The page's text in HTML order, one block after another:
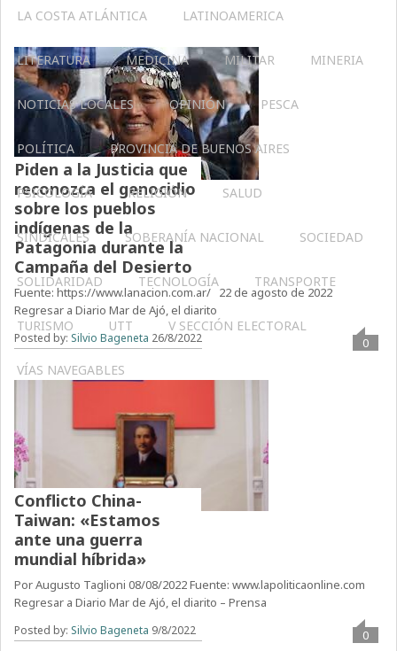
LA COSTA ATLÁNTICA LATINOAMERICA
LITERATURA MEDICINA MILITAR MINERIA
NOTICIAS LOCALES OPINIÓN PESCA
POLÍTICA PROVINCIA DE BUENOS AIRES
PSICOLOGÍA RELIGIÓN SALUD
SINDICALES SOBERANÍA NACIONAL SOCIEDAD
SOLIDARIDAD TECNOLOGÍA TRANSPORTE
TURISMO UTT V SECCIÓN ELECTORAL
VÍAS NAVEGABLES
Piden a la Justicia que
reconozca el genocidio
sobre los pueblos
indígenas de la
Patagonia durante la
Campaña del Desierto
Fuente: https://www.lanacion.com.ar/ 22 de agosto de 2022
Regresar a Diario Mar de Ajó, el diarito
Posted by: Silvio Bageneta 26/8/2022 0
Conflicto China-
Taiwan: «Estamos
ante una guerra
mundial híbrida»
Por Augusto Taglioni 08/08/2022 Fuente: www.lapoliticaonline.com
Regresar a Diario Mar de Ajó, el diarito – Prensa
Posted by: Silvio Bageneta 9/8/2022 0